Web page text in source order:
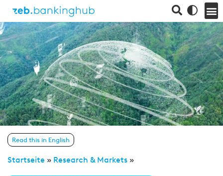
Read this in English
Startseite » Research & Markets »